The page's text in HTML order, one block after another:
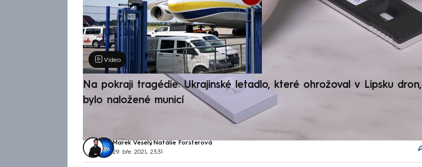
Video
Na pokraji tragédie: Ukrajinské letadlo, které ohrožoval v Lipsku dron,
bylo naložené municí
Marek Veselý, Natálie Forsterová
29. bře 2021, 23:31